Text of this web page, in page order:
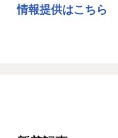
情報提供はこちら